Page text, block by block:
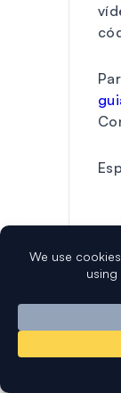
Adicionar
Ficamos
um
todos os